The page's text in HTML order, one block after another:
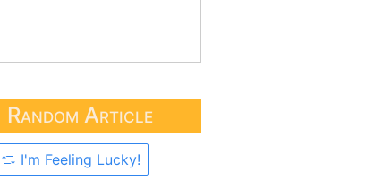
Random Article
I'm Feeling Lucky!